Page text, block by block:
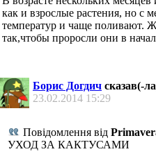
как и взрослые растения, но с
температур и чаще поливают.
так,чтобы проросли они в
Борис Догдич сказав(-
23.02.2014 15:29
Повідомлення від
УХОД ЗА КАКТУСАМИ